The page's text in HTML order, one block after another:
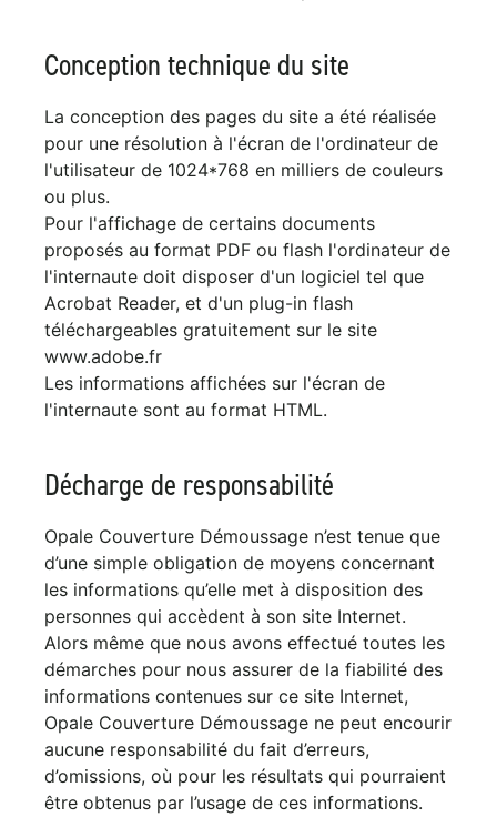
Conception technique du site
La conception des pages du site a été réalisée
pour une résolution à l'écran de l'ordinateur de
l'utilisateur de 1024*768 en milliers de couleurs
ou plus.
Pour l'affichage de certains documents
proposés au format PDF ou flash l'ordinateur de
l'internaute doit disposer d'un logiciel tel que
Acrobat Reader, et d'un plug-in flash
téléchargeables gratuitement sur le site
www.adobe.fr
Les informations affichées sur l'écran de
l'internaute sont au format HTML.
Décharge de responsabilité
Opale Couverture Démoussage n’est tenue que
d’une simple obligation de moyens concernant
les informations qu’elle met à disposition des
personnes qui accèdent à son site Internet.
Alors même que nous avons effectué toutes les
démarches pour nous assurer de la fiabilité des
informations contenues sur ce site Internet,
Opale Couverture Démoussage ne peut encourir
aucune responsabilité du fait d’erreurs,
d’omissions, où pour les résultats qui pourraient
être obtenus par l’usage de ces informations.